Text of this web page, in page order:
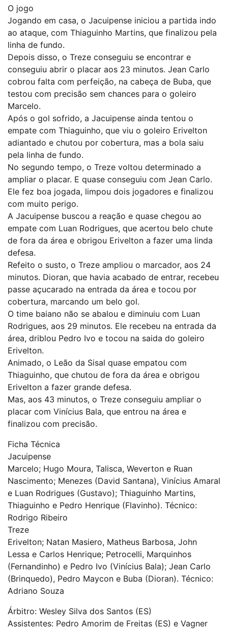
O jogo
Jogando em casa, o Jacuipense iniciou a partida indo
ao ataque, com Thiaguinho Martins, que finalizou pela
linha de fundo.
Depois disso, o Treze conseguiu se encontrar e
conseguiu abrir o placar aos 23 minutos. Jean Carlo
cobrou falta com perfeição, na cabeça de Buba, que
testou com precisão sem chances para o goleiro
Marcelo.
Após o gol sofrido, a Jacuipense ainda tentou o
empate com Thiaguinho, que viu o goleiro Erivelton
adiantado e chutou por cobertura, mas a bola saiu
pela linha de fundo.
No segundo tempo, o Treze voltou determinado a
ampliar o placar. E quase conseguiu com Jean Carlo.
Ele fez boa jogada, limpou dois jogadores e finalizou
com muito perigo.
A Jacuipense buscou a reação e quase chegou ao
empate com Luan Rodrigues, que acertou belo chute
de fora da área e obrigou Erivelton a fazer uma linda
defesa.
Refeito o susto, o Treze ampliou o marcador, aos 24
minutos. Dioran, que havia acabado de entrar, recebeu
passe açucarado na entrada da área e tocou por
cobertura, marcando um belo gol.
O time baiano não se abalou e diminuiu com Luan
Rodrigues, aos 29 minutos. Ele recebeu na entrada da
área, driblou Pedro Ivo e tocou na saida do goleiro
Erivelton.
Animado, o Leão da Sisal quase empatou com
Thiaguinho, que chutou de fora da área e obrigou
Erivelton a fazer grande defesa.
Mas, aos 43 minutos, o Treze conseguiu ampliar o
placar com Vinícius Bala, que entrou na área e
finalizou com precisão.
Ficha Técnica
Jacuipense
Marcelo; Hugo Moura, Talisca, Weverton e Ruan
Nascimento; Menezes (David Santana), Vinícius Amaral
e Luan Rodrigues (Gustavo); Thiaguinho Martins,
Thiaguinho e Pedro Henrique (Flavinho). Técnico:
Rodrigo Ribeiro
Treze
Erivelton; Natan Masiero, Matheus Barbosa, John
Lessa e Carlos Henrique; Petrocelli, Marquinhos
(Fernandinho) e Pedro Ivo (Vinícius Bala); Jean Carlo
(Brinquedo), Pedro Maycon e Buba (Dioran). Técnico:
Adriano Souza
Árbitro: Wesley Silva dos Santos (ES)
Assistentes: Pedro Amorim de Freitas (ES) e Vagner